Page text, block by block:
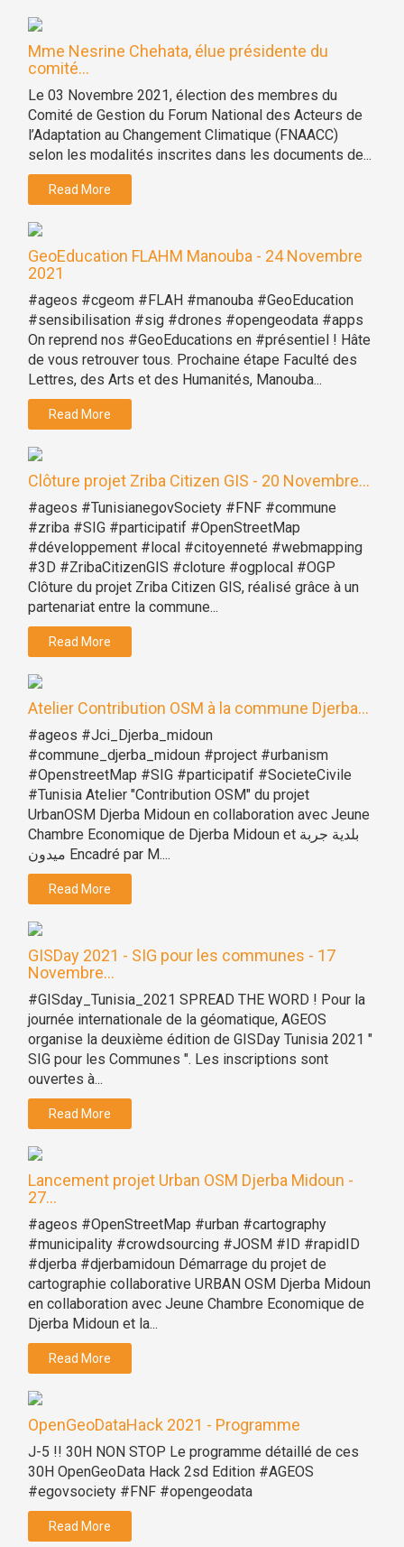
Mme Nesrine Chehata, élue présidente du
comité...
Le 03 Novembre 2021, élection des membres du
Comité de Gestion du Forum National des Acteurs de
l’Adaptation au Changement Climatique (FNAACC)
selon les modalités inscrites dans les documents de...
Read More
GeoEducation FLAHM Manouba - 24 Novembre
2021
#ageos #cgeom #FLAH #manouba #GeoEducation
#sensibilisation #sig #drones #opengeodata #apps
On reprend nos #GeoEducations en #présentiel ! Hâte
de vous retrouver tous. Prochaine étape Faculté des
Lettres, des Arts et des Humanités, Manouba...
Read More
Clôture projet Zriba Citizen GIS - 20 Novembre...
#ageos #TunisianegovSociety #FNF #commune
#zriba #SIG #participatif #OpenStreetMap
#développement #local #citoyenneté #webmapping
#3D #ZribaCitizenGIS #cloture #ogplocal #OGP
Clôture du projet Zriba Citizen GIS, réalisé grâce à un
partenariat entre la commune...
Read More
Atelier Contribution OSM à la commune Djerba...
#ageos #Jci_Djerba_midoun
#commune_djerba_midoun #project #urbanism
#OpenstreetMap #SIG #participatif #SocieteCivile
#Tunisia Atelier "Contribution OSM" du projet
UrbanOSM Djerba Midoun en collaboration avec Jeune
Chambre Economique de Djerba Midoun et بلدية جربة
ميدون Encadré par M....
Read More
GISDay 2021 - SIG pour les communes - 17
Novembre...
#GISday_Tunisia_2021 SPREAD THE WORD ! Pour la
journée internationale de la géomatique, AGEOS
organise la deuxième édition de GISDay Tunisia 2021 "
SIG pour les Communes ". Les inscriptions sont
ouvertes à...
Read More
Lancement projet Urban OSM Djerba Midoun -
27...
#ageos #OpenStreetMap #urban #cartography
#municipality #crowdsourcing #JOSM #ID #rapidID
#djerba #djerbamidoun Démarrage du projet de
cartographie collaborative URBAN OSM Djerba Midoun
en collaboration avec Jeune Chambre Economique de
Djerba Midoun et la...
Read More
OpenGeoDataHack 2021 - Programme
J-5 !! 30H NON STOP Le programme détaillé de ces
30H OpenGeoData Hack 2sd Edition #AGEOS
#egovsociety #FNF #opengeodata
Read More